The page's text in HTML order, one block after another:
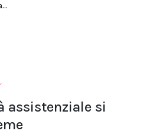
assistenziale si